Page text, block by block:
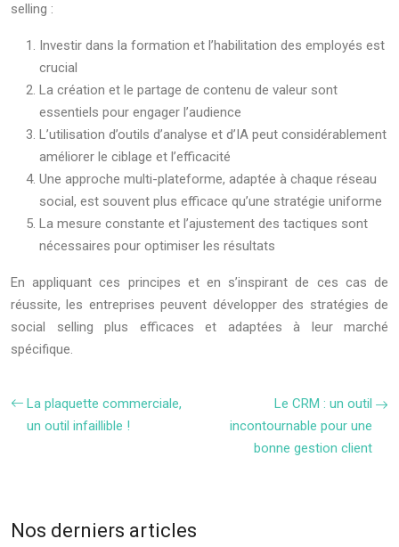
selling :
Investir dans la formation et l’habilitation des employés est
crucial
La création et le partage de contenu de valeur sont
essentiels pour engager l’audience
L’utilisation d’outils d’analyse et d’IA peut considérablement
améliorer le ciblage et l’efficacité
Une approche multi-plateforme, adaptée à chaque réseau
social, est souvent plus efficace qu’une stratégie uniforme
La mesure constante et l’ajustement des tactiques sont
nécessaires pour optimiser les résultats
En appliquant ces principes et en s’inspirant de ces cas de
réussite, les entreprises peuvent développer des stratégies de
social selling plus efficaces et adaptées à leur marché
spécifique.
La plaquette commerciale,
un outil infaillible !
Le CRM : un outil
incontournable pour une
bonne gestion client
Nos derniers articles